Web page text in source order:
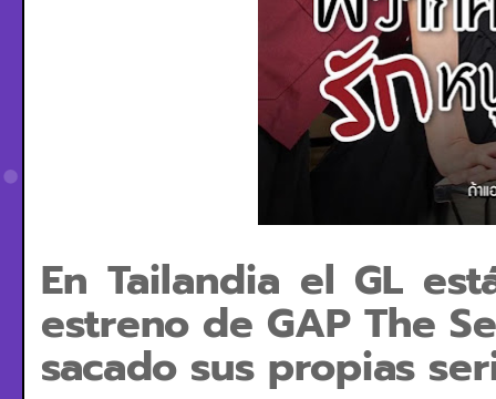
En Tailandia el GL
estreno de GAP The
sacado sus propias